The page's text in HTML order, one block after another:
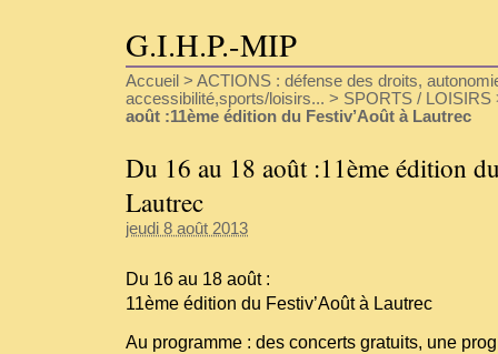
G.I.H.P.-MIP
Accueil > ACTIONS : défense des droits,
accessibilité,sports/loisirs... > SPORTS / LOISIRS
août :11ème édition du Festiv’Août à Lautrec
Du 16 au 18 août :11ème édition
Lautrec
jeudi 8 août 2013
Du 16 au 18 août :
11ème édition du Festiv’Août à Lautrec
Au programme : des concerts gratuits, une